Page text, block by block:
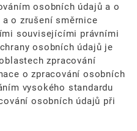
osobních údajů a o
o zrušení směrnice
souvisejícími právními
osobních údajů je
zpracování
o zpracování osobních
vysokého standardu
osobních údajů při